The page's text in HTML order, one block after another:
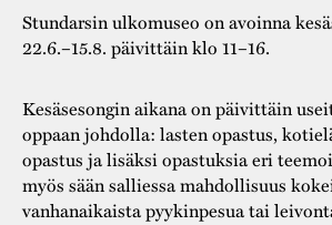
Stundarsin ulkomuseo on avoinna
22.6.–15.8. päivittäin klo 11–16.
Kesäsesongin aikana on päivittäin
oppaan johdolla: lasten opastus,
opastus ja lisäksi opastuksia eri
myös sään salliessa mahdollisuus
vanhanaikaista pyykinpesua tai